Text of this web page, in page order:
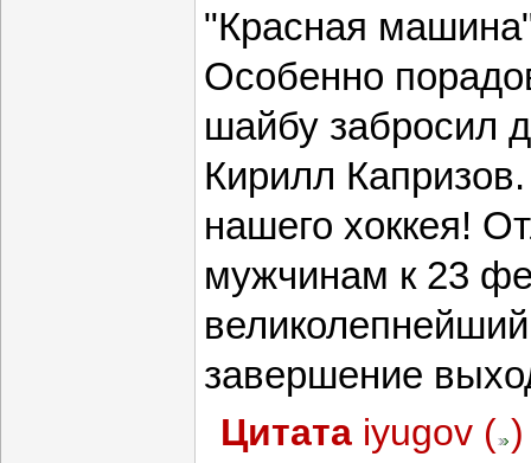
"Красная
Особенно
шайбу забросил
Кирилл
нашего хоккея!
мужчинам к 23
завершение
Цитата iyugov ( )